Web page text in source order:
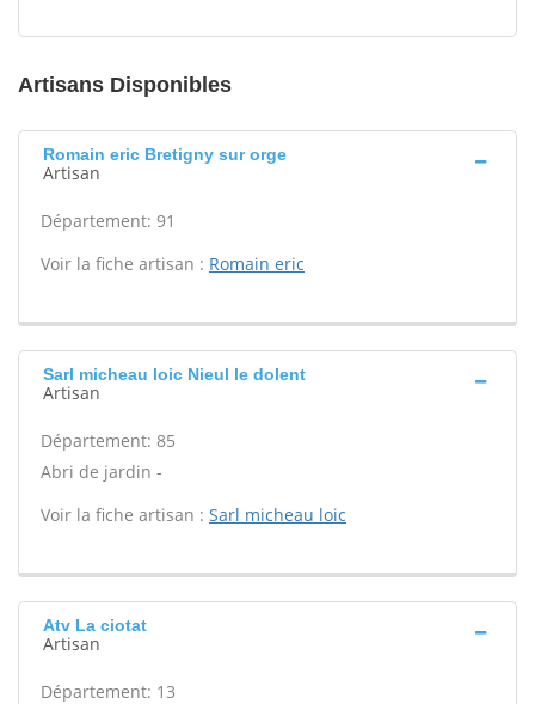
Artisans Disponibles
Romain eric Bretigny sur orge
Artisan
Département: 91
Voir la fiche artisan : Romain eric
Sarl micheau loic Nieul le dolent
Artisan
Département: 85
Abri de jardin -
Voir la fiche artisan : Sarl micheau loic
Atv La ciotat
Artisan
Département: 13